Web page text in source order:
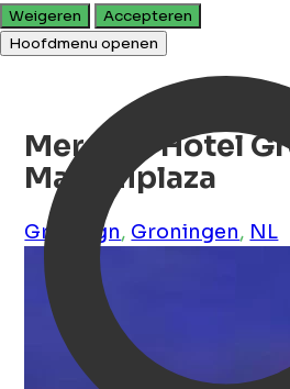
Weigeren
Accepteren
Hoofdmenu openen
Mercure Hotel
Martiniplaza
Groningn, Groningen, NL